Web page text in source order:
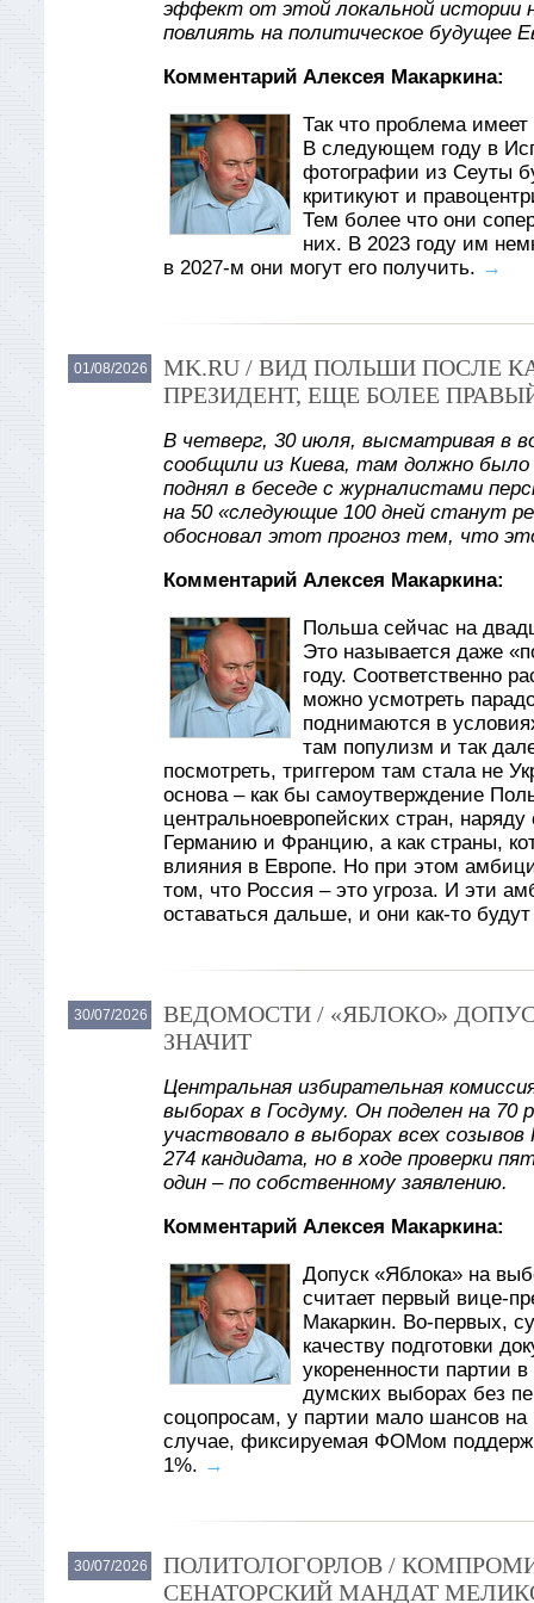
эффект от этой локальной истории
повлиять на политическое будущее
Комментарий Алексея Макаркина:
Так что проблема имеет
В следующем году в
фотографии из Сеуты
критикуют и
Тем более что они
них. В 2023 году им
в 2027-м они могут его получить. →
01/08/2026
MK.RU / ВИД ПОЛЬШИ ПОСЛЕ
ПРЕЗИДЕНТ, ЕЩЕ БОЛЕЕ
В четверг, 30 июля, высматривая в
сообщили из Киева, там должно
поднял в беседе с журналистами
на 50 «следующие 100 дней станут
обосновал этот прогноз тем, что
Комментарий Алексея Макаркина:
Польша сейчас на
Это называется даже
году. Соответственно
можно усмотреть
поднимаются в
там популизм и так
посмотреть, триггером там стала не
основа – как бы самоутверждение
центральноевропейских стран,
Германию и Францию, а как страны,
влияния в Европе. Но при этом
том, что Россия – это угроза. И эти
оставаться дальше, и они как-то
30/07/2026
ВЕДОМОСТИ / «ЯБЛОКО»
ЗНАЧИТ
Центральная избирательная
выборах в Госдуму. Он поделен на 70
участвовало в выборах всех
274 кандидата, но в ходе проверки
один – по собственному заявлению.
Комментарий Алексея Макаркина:
Допуск «Яблока» на
считает первый вице-
Макаркин. Во-первых,
качеству подготовки
укорененности партии
думских выборах без
соцопросам, у партии мало шансов
случае, фиксируемая ФОМом
1%. →
30/07/2026
ПОЛИТОЛОГОРЛОВ /
СЕНАТОРСКИЙ МАНДАТ